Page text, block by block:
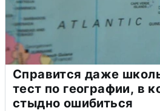
Справится даже
тест по географии, в
стыдно ошибиться